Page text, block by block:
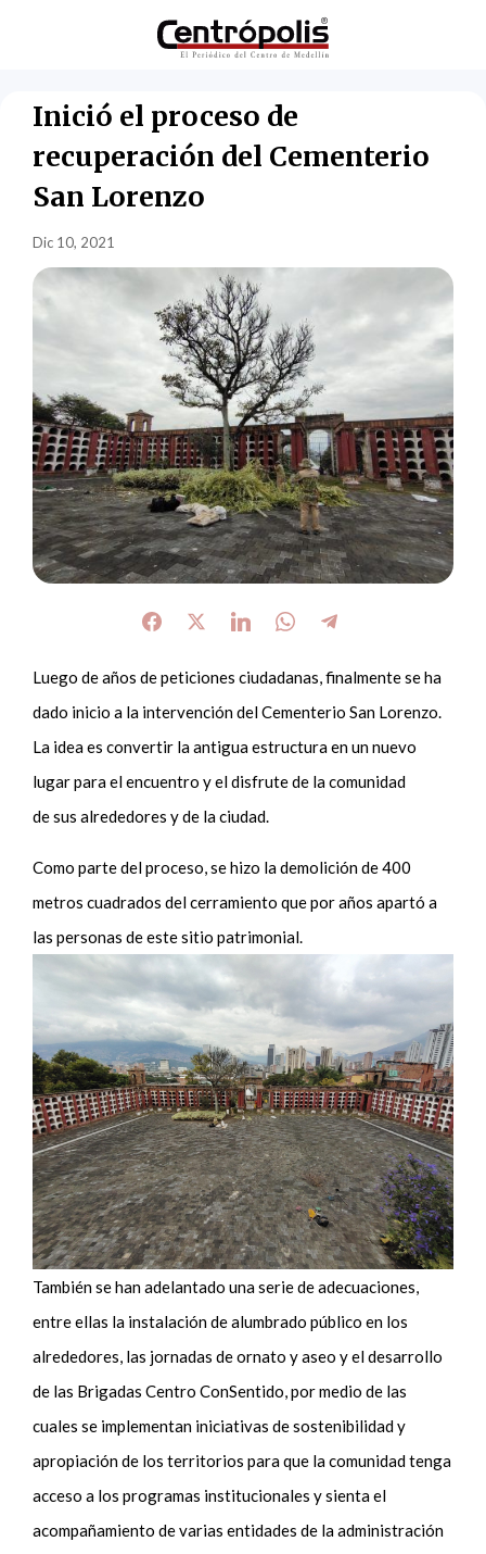
Inició el proceso de
recuperación del Cementerio
San Lorenzo
Dic 10, 2021
Luego de años de peticiones ciudadanas, finalmente se ha
dado inicio a la intervención del Cementerio San Lorenzo.
La idea es convertir la antigua estructura en un nuevo
lugar para el encuentro y el disfrute de la comunidad
de sus alrededores y de la ciudad.
Como parte del proceso, se hizo la demolición de 400
metros cuadrados del cerramiento que por años apartó a
las personas de este sitio patrimonial.
También se han adelantado una serie de adecuaciones,
entre ellas la instalación de alumbrado público en los
alrededores, las jornadas de ornato y aseo y el desarrollo
de las Brigadas Centro ConSentido, por medio de las
cuales se implementan iniciativas de sostenibilidad y
apropiación de los territorios para que la comunidad tenga
acceso a los programas institucionales y sienta el
acompañamiento de varias entidades de la administración